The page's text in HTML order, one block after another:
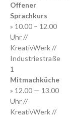
Offener
Sprachkurs
» 10.00 – 12.00
Uhr //
KreativWerk //
Industriestraße
1
Mitmachküche
» 12.00 — 13.00
Uhr //
KreativWerk //